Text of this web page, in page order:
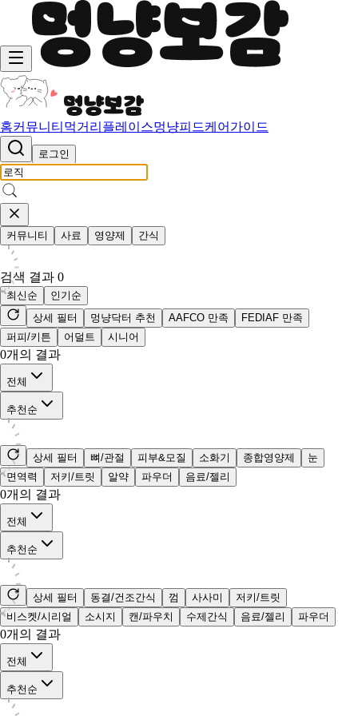
홈커뮤니티 먹거리 플레이스멍냥피드케어가이드
로그인
커뮤니티 사료 영양제 간식
검색 결과 0
최신순
인기순
상세 필터
멍냥닥터 추천 AAFCO 만족
FEDIAF 만족
퍼피/키튼
어덜트 시니어
0개의 결과
전체
추천순
상세 필터 뼈/관절 피부&모질 소화기 종합영양제
눈
면역력
저키/트릿 알약 파우더 음료/젤리
0개의 결과
전체
추천순
상세 필터 동결/건조간식 껌 사사미
저키/트릿
비스켓/시리얼
소시지 캔/파우치 수제간식 음료/젤리 파우더
0개의 결과
전체
추천순